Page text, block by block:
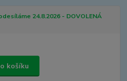
24.8.2026 - DOVOLENÁ
košíku